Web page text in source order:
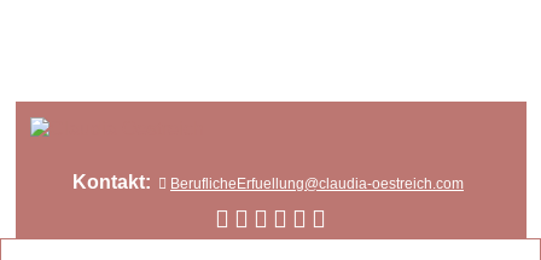
Kontakt: BeruflicheErfuellung@claudia-oestreich.com